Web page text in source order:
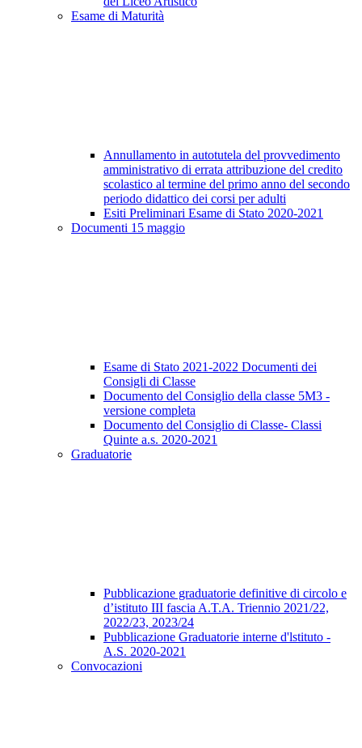
Esame di Maturità
Annullamento in autotutela del provvedimento
amministrativo di errata attribuzione del credito
scolastico al termine del primo anno del secondo
periodo didattico dei corsi per adulti
Esiti Preliminari Esame di Stato 2020-2021
Documenti 15 maggio
Esame di Stato 2021-2022 Documenti dei
Consigli di Classe
Documento del Consiglio della classe 5M3 -
versione completa
Documento del Consiglio di Classe- Classi
Quinte a.s. 2020-2021
Graduatorie
Pubblicazione graduatorie definitive di circolo e
d’istituto III fascia A.T.A. Triennio 2021/22,
2022/23, 2023/24
Pubblicazione Graduatorie interne d'lstituto -
A.S. 2020-2021
Convocazioni